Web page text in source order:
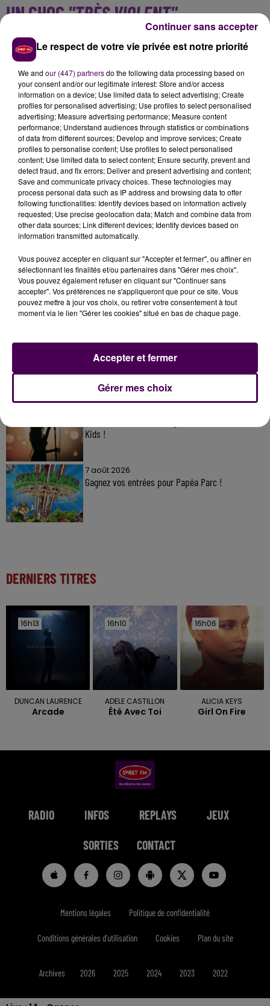
UN CHOC"TRÈS VIOLENT"
L'accident a été "très violent"
indiquent les gendarmes
qui se sont rendus sur place afin de recueillir les
premiers éléments d'enquête. Le Service
départemental d'incendie et de secours du Cher fait
savoir, de son côté, quetrente-quatre sapeurs-
pompiers ont été mobilisés, avec une douzaine
d'engins d'intervention. Plus d'une heure après les faits,
l'axe concerné était toujours coupé au trafic dans sa
partie comprise entre le carrefour avec la D23 et
l'entrée dans Marmagne.
À LA UNE
Gagnez vos pass pour le V and B Fest' 2026 !
Kids !
7 août 2026
Gagnez vos entrées pour Papéa Parc !
DERNIERS TITRES
16h13
16h13
DUNCAN LAURENCE
Arcade
16h10
16h10
ADELE CASTILLON
Été Avec Toi
16h06
16h06
ALICIA KEYS
Girl On Fire
RADIO INFOS REPLAYS JEUX
SORTIES CONTACT
Mentions légales Politique de confidentialité
Conditions générales d'utilisation Cookies Plan du site
Archives 2026 2025 2024 2023 2022
Le respect de votre vie privée est notre priorité
We and our (447) partnersdo the following data processing based on
your consent and/or our legitimate interest: Store and/or access
information on a device; Use limited data to select advertising; Create
profiles for personalised advertising; Use profiles to select personalised
advertising; Measure advertising performance; Measure content
performance; Understand audiences through statistics or combinations
of data from different sources; Develop and improve services; Create
profiles to personalise content; Use profiles to select personalised
content; Use limited data to select content; Ensure security, prevent and
detect fraud, and fix errors; Deliver and present advertising and content;
Save and communicate privacy choices. These technologies may
process personal data such as IP address and browsing data to offer
following functionalities: Identify devices based on information actively
requested; Use precise geolocation data; Match and combine data from
other data sources; Link different devices; Identify devices based on
information transmitted automatically.
Vous pouvez accepter en cliquant sur "Accepter et fermer", ou affiner en
sélectionnant les finalités et/ou partenaires dans "Gérer mes choix".
Vous pouvez également refuser en cliquant sur "Continuer sans
accepter". Vos préférences ne s'appliqueront que pour ce site. Vous
pouvez mettre à jour vos choix, ou retirer votre consentement à tout
moment via le lien "Gérer les cookies" situé en bas de chaque page.
Gérer mes choix
Accepter et fermer
Continuer sans accepter